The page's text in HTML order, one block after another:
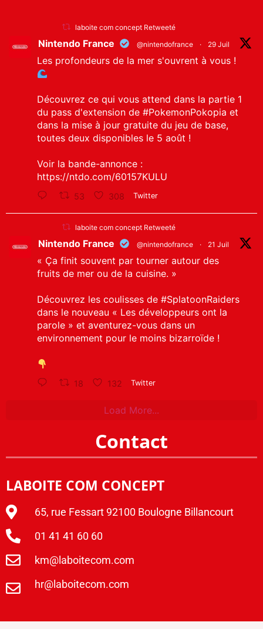
laboite com concept Retweeté
Nintendo France @nintendofrance · 29 Juil
Les profondeurs de la mer s'ouvrent à vous !
Découvrez ce qui vous attend dans la partie 1
du pass d'extension de #PokemonPokopia et
dans la mise à jour gratuite du jeu de base,
toutes deux disponibles le 5 août !
Voir la bande-annonce :
https://ntdo.com/60157KULU
53 308 Twitter
laboite com concept Retweeté
Nintendo France @nintendofrance · 21 Juil
« Ça finit souvent par tourner autour des
fruits de mer ou de la cuisine. »
Découvrez les coulisses de #SplatoonRaiders
dans le nouveau « Les développeurs ont la
parole » et aventurez-vous dans un
environnement pour le moins bizarroïde !
18 132 Twitter
Load More...
Contact
LABOITE COM CONCEPT
65, rue Fessart 92100 Boulogne Billancourt
01 41 41 60 60
km@laboitecom.com
hr@laboitecom.com